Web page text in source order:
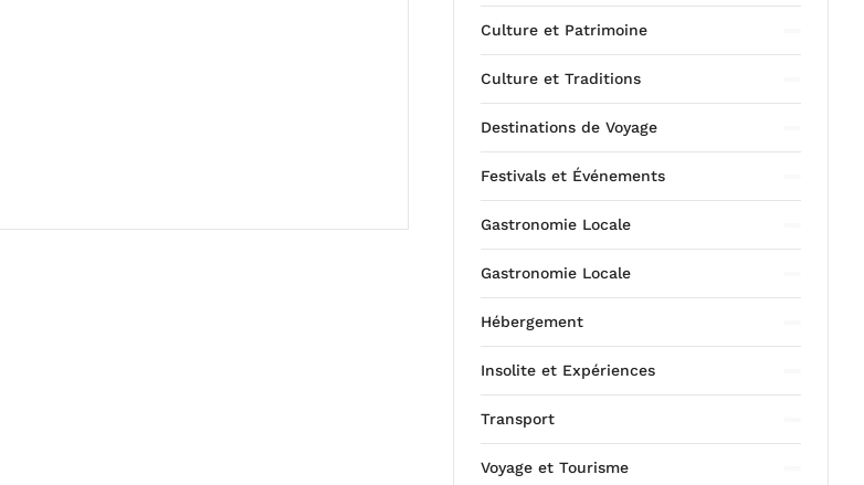
Culture et Patrimoine
Culture et Traditions
Destinations de Voyage
Festivals et Événements
Gastronomie Locale
Gastronomie Locale
Hébergement
Insolite et Expériences
Transport
Voyage et Tourisme